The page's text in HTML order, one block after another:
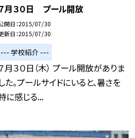
月３０日 プール開放
開日 2015/07/30
新日 2015/07/30
--- 学校紹介 ---
月３０日（木） プール開放がありま
した。プールサイドにいると、暑さを
に感じる...